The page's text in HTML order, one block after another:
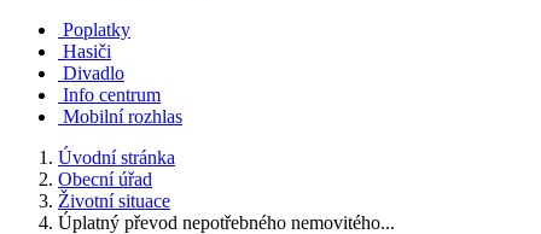
Poplatky
Hasiči
Divadlo
Info centrum
Mobilní rozhlas
Úvodní stránka
Obecní úřad
Životní situace
Úplatný převod nepotřebného nemovitého...